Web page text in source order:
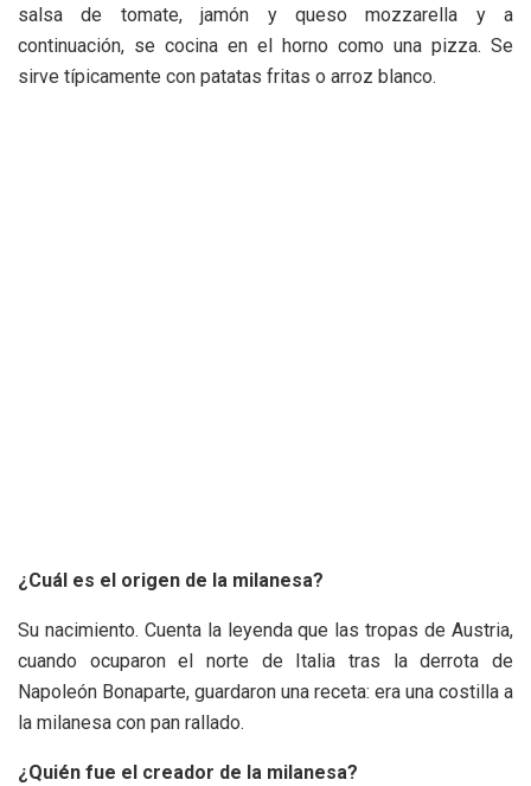
salsa de tomate, jamón y queso mozzarella y a
continuación, se cocina en el horno como una pizza. Se
sirve típicamente con patatas fritas o arroz blanco.
¿Cuál es el origen de la milanesa?
Su nacimiento. Cuenta la leyenda que las tropas de Austria,
cuando ocuparon el norte de Italia tras la derrota de
Napoleón Bonaparte, guardaron una receta: era una costilla a
la milanesa con pan rallado.
¿Quién fue el creador de la milanesa?